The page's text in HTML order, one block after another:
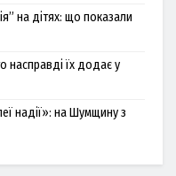
на дітях: що показали
насправді їх додає у
надії»: на Шумщину з